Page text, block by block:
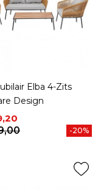
Elba 4-Zits
Design
prijs
-20%